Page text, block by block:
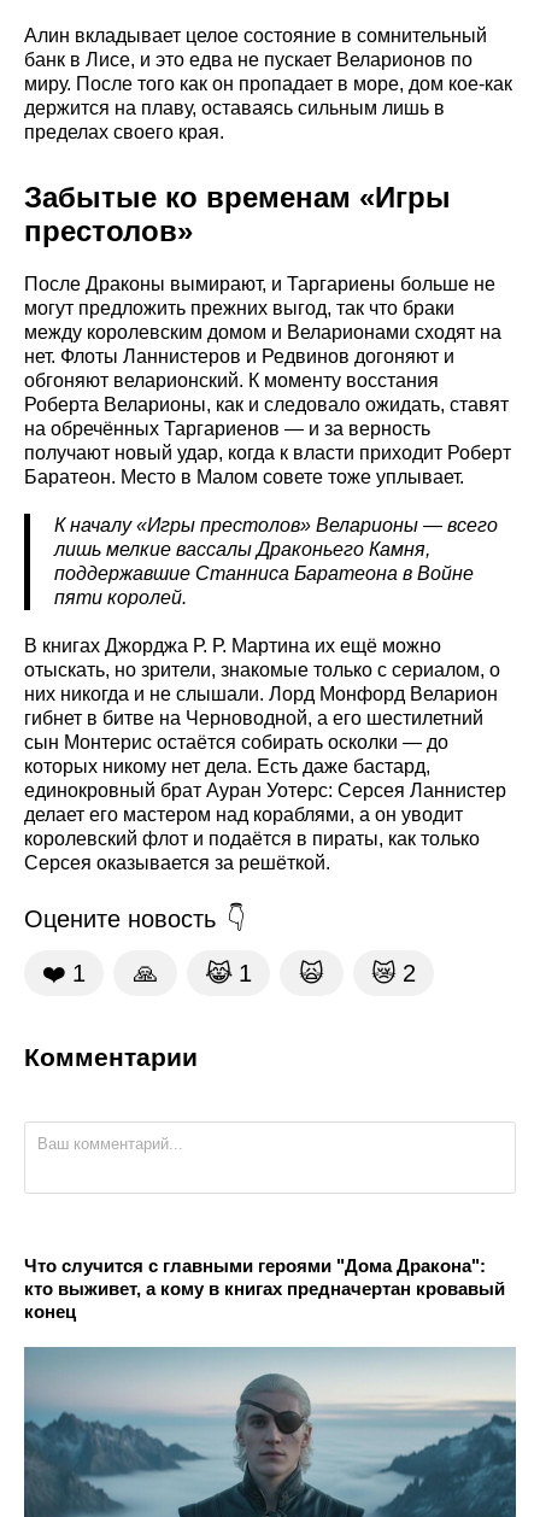
Алин вкладывает целое состояние в сомнительный
банк в Лисе, и это едва не пускает Веларионов по
миру. После того как он пропадает в море, дом кое-как
держится на плаву, оставаясь сильным лишь в
пределах своего края.
Забытые ко временам «Игры
престолов»
После Драконы вымирают, и Таргариены больше не
могут предложить прежних выгод, так что браки
между королевским домом и Веларионами сходят на
нет. Флоты Ланнистеров и Редвинов догоняют и
обгоняют веларионский. К моменту восстания
Роберта Веларионы, как и следовало ожидать, ставят
на обречённых Таргариенов — и за верность
получают новый удар, когда к власти приходит Роберт
Баратеон. Место в Малом совете тоже уплывает.
К началу «Игры престолов» Веларионы — всего
лишь мелкие вассалы Драконьего Камня,
поддержавшие Станниса Баратеона в Войне
пяти королей.
В книгах Джорджа Р. Р. Мартина их ещё можно
отыскать, но зрители, знакомые только с сериалом, о
них никогда и не слышали. Лорд Монфорд Веларион
гибнет в битве на Черноводной, а его шестилетний
сын Монтерис остаётся собирать осколки — до
которых никому нет дела. Есть даже бастард,
единокровный брат Ауран Уотерс: Серсея Ланнистер
делает его мастером над кораблями, а он уводит
королевский флот и подаётся в пираты, как только
Серсея оказывается за решёткой.
Оцените новость
❤️ 1 🙏 😹 1 🙀 😿 2
Комментарии
Что случится с главными героями "Дома Дракона":
кто выживет, а кому в книгах предначертан кровавый
конец